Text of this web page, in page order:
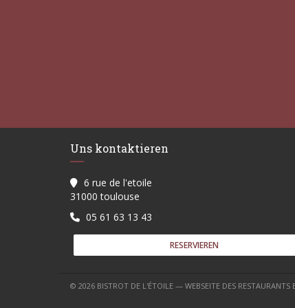
Uns kontaktieren
6 rue de l'etoile
31000 toulouse
05 61 63 13 43
RESERVIEREN
© 2026 BISTROT DE L'ÉTOILE — WEBSEITE DES RESTAURANTS